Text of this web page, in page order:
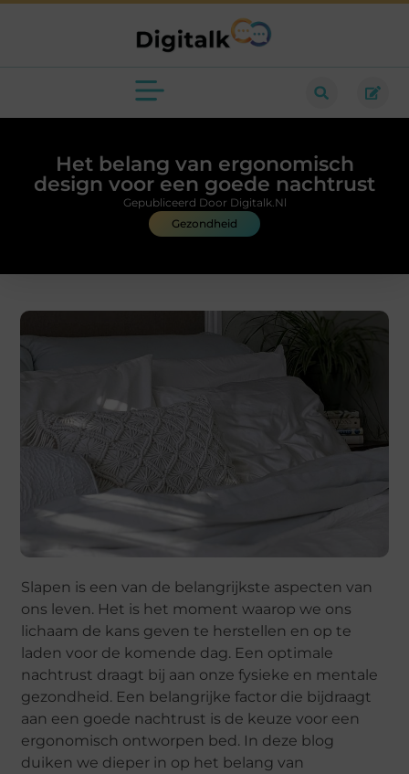
Het belang van ergonomisch
design voor een goede nachtrust
Gezondheid
Gepubliceerd Door Digitalk.nl
Slapen is een van de belangrijkste aspecten van
ons leven. Het is het moment waarop we ons
lichaam de kans geven te herstellen en op te
laden voor de komende dag. Een optimale
nachtrust draagt bij aan onze fysieke en mentale
gezondheid. Een belangrijke factor die bijdraagt
aan een goede nachtrust is de keuze voor een
ergonomisch ontworpen bed. In deze blog
duiken we dieper in op het belang van